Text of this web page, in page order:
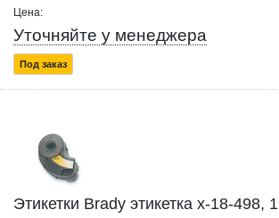
Цена:
Уточняйте у менеджера
Под заказ
Этикетки Brady этикетка x-18-498,